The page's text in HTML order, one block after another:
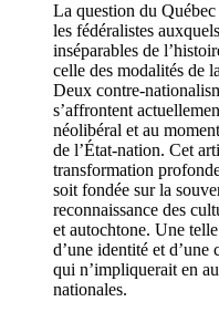
La question du Québec
les fédéralistes
inséparables de
celle des modalités de
Deux contre-
s’affrontent
néolibéral et au
de l’État-nation. Cet
transformation
soit fondée sur la
reconnaissance des
et autochtone. Une
d’une identité et
qui n’impliquerait en
nationales.